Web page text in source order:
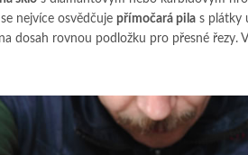
nejvíce osvědčuje přímočará pila s plátky
dosah rovnou podložku pro přesné řezy.